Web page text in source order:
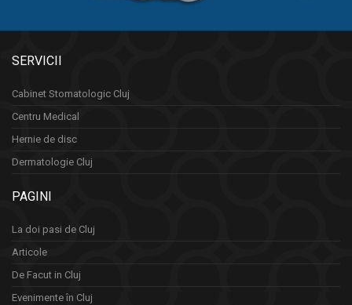
SERVICII
Cabinet Stomatologic Cluj
Centru Medical
Hernie de disc
Dermatologie Cluj
PAGINI
La doi pasi de Cluj
Articole
De Facut in Cluj
Evenimente în Cluj